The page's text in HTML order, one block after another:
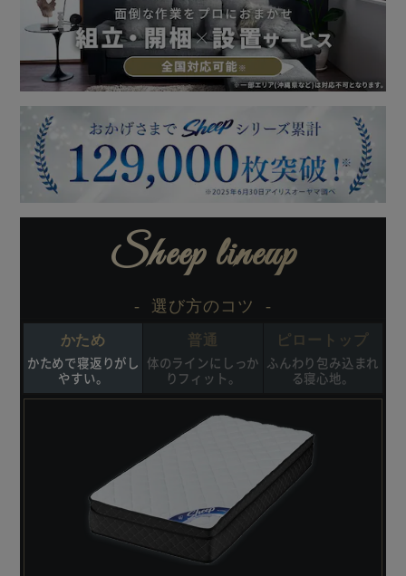
◆体圧分散
ボディラインに合わせた、理想の寝姿勢。
負荷に応じて、個々に沈み込む独立ポケットコイル。
最大限ぎっしり敷き詰めた高密度コイルがボディラインに合
わせて沈み込み、まるで包み込まれるような寝心地を実現。
理想の寝姿勢を促します。
◆清潔
表地ニットは清潔を保つための抗菌・防臭・防ダニ加工済。
コイル同士の摩擦が少ないので耐久性に優れています。
空気の通り道があるので快適な寝心地です。
◆耐久性
エッジサポート構造で耐久性アップ。
腰掛けたりすることが多く型くずれしやすい外周には、線形
の太いコイルを使用することで耐久性が向上。
座る際にも滑り落ちず、ちょっとした休憩にも便利。
確かな品質と安全性をお約束します。
・低ホルムアルデヒド仕様
・第三者機関による安全確認
Sheep lineup
- 選び方のコツ -
かため
かためで寝返りがし
やすい。
普通
体のラインにしっか
りフィット。
ピロートップ
ふんわり包み込まれ
る寝心地。